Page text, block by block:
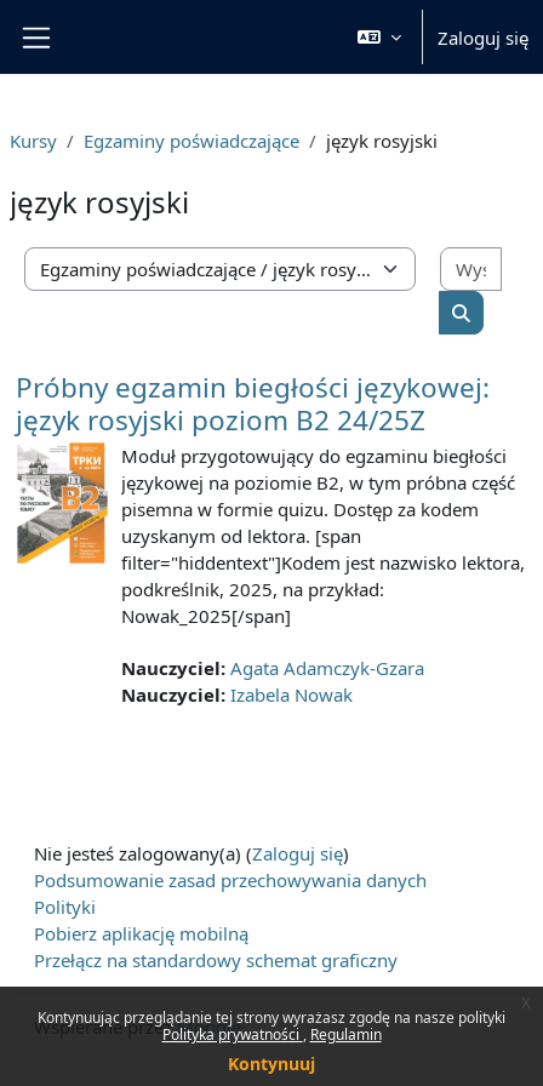
Kontynuując przeglądanie tej strony wyrażasz zgodę na nasze polityki
Polityka prywatności
Regulamin
Kontynuuj
Zaloguj się
Kursy Egzaminy poświadczające język rosyjski
język rosyjski
Kategorie kursów
Próbny egzamin biegłości językowej:
język rosyjski poziom B2 24/25Z
Moduł przygotowujący do egzaminu biegłości
językowej na poziomie B2, w tym próbna część
pisemna w formie quizu. Dostęp za kodem
uzyskanym od lektora. [span
filter="hiddentext"]Kodem jest nazwisko lektora,
podkreślnik, 2025, na przykład:
Nowak_2025[/span]
Nauczyciel:Agata Adamczyk-Gzara
Nauczyciel:Izabela Nowak
Nie jesteś zalogowany(a) (Zaloguj się)
Podsumowanie zasad przechowywania danych
Polityki
Pobierz aplikację mobilną
Przełącz na standardowy schemat graficzny
Wspierane przezMoodle